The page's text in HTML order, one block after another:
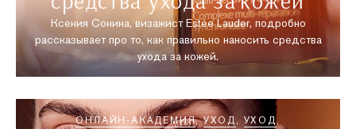
Ксения Сонина, визажист Estée Lauder, подробно
рассказывает про то, как правильно наносить средства
ухода за кожей.
ОНЛАЙН-АКАДЕМИЯ УХОД УХОД